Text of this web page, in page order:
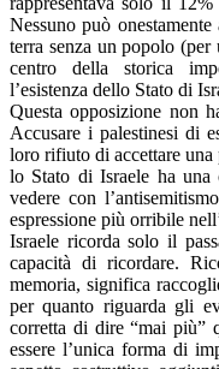
Nessuno può
terra senza un popolo (per
centro della storica
l’esistenza dello Stato di
Questa opposizione non
Accusare i palestinesi di
loro rifiuto di accettare una
lo Stato di Israele ha una
vedere con
espressione più orribile
Israele ricorda solo il
capacità di ricordare.
memoria, significa
per quanto riguarda gli
corretta di dire “mai più”
essere l’unica forma di